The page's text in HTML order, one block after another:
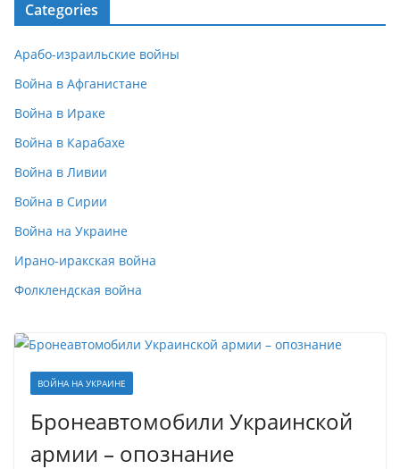
Categories
Арабо-израильские войны
Война в Афганистане
Война в Ираке
Война в Карабахе
Война в Ливии
Война в Сирии
Война на Украине
Ирано-иракская война
Фолклендская война
ВОЙНА НА УКРАИНЕ
Бронеавтомобили Украинской
армии – опознание